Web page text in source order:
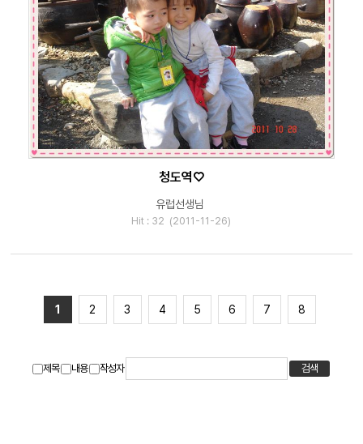
청도역♡
유럽선생님
Hit : 32 (2011-11-26)
1 2 3 4 5 6 7 8
제목 내용 작성자 검색